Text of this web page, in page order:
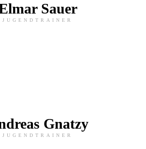
Sauer
JUGENDTRAINER
Gnatzy
JUGENDTRAINER